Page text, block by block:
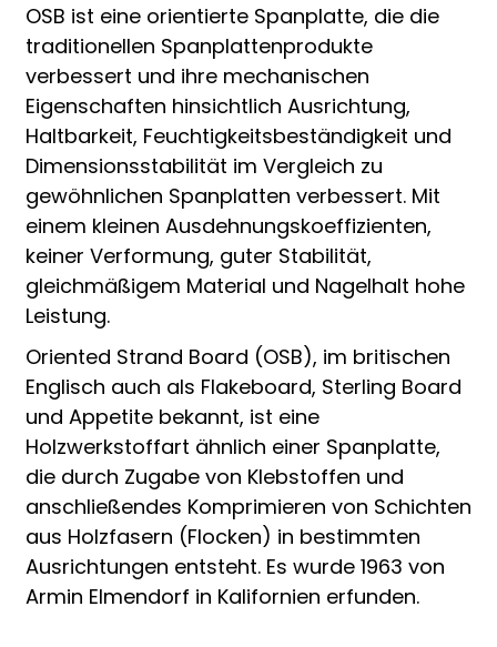
OSB ist eine orientierte Spanplatte, die die
traditionellen Spanplattenprodukte
verbessert und ihre mechanischen
Eigenschaften hinsichtlich Ausrichtung,
Haltbarkeit, Feuchtigkeitsbeständigkeit und
Dimensionsstabilität im Vergleich zu
gewöhnlichen Spanplatten verbessert. Mit
einem kleinen Ausdehnungskoeffizienten,
keiner Verformung, guter Stabilität,
gleichmäßigem Material und Nagelhalt hohe
Leistung.
Oriented Strand Board (OSB), im britischen
Englisch auch als Flakeboard, Sterling Board
und Appetite bekannt, ist eine
Holzwerkstoffart ähnlich einer Spanplatte,
die durch Zugabe von Klebstoffen und
anschließendes Komprimieren von Schichten
aus Holzfasern (Flocken) in bestimmten
Ausrichtungen entsteht. Es wurde 1963 von
Armin Elmendorf in Kalifornien erfunden.